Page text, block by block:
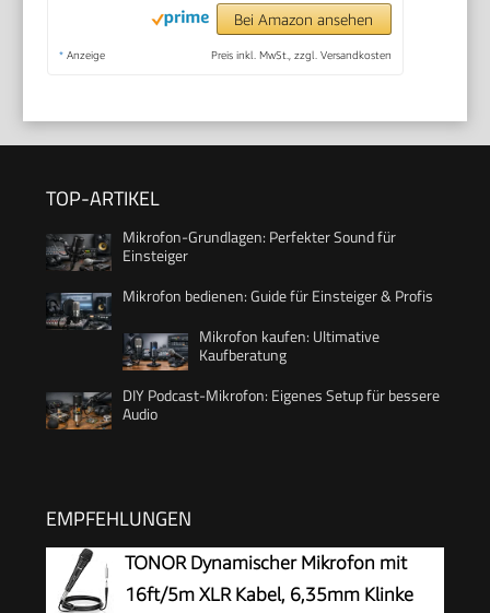
Bei Amazon ansehen
* Anzeige Preis inkl. MwSt., zzgl. Versandkosten
TOP-ARTIKEL
Mikrofon-Grundlagen: Perfekter Sound für
Einsteiger
Mikrofon bedienen: Guide für Einsteiger & Profis
Mikrofon kaufen: Ultimative
Kaufberatung
DIY Podcast-Mikrofon: Eigenes Setup für bessere
Audio
EMPFEHLUNGEN
TONOR Dynamischer Mikrofon mit
16ft/5m XLR Kabel, 6,35mm Klinke